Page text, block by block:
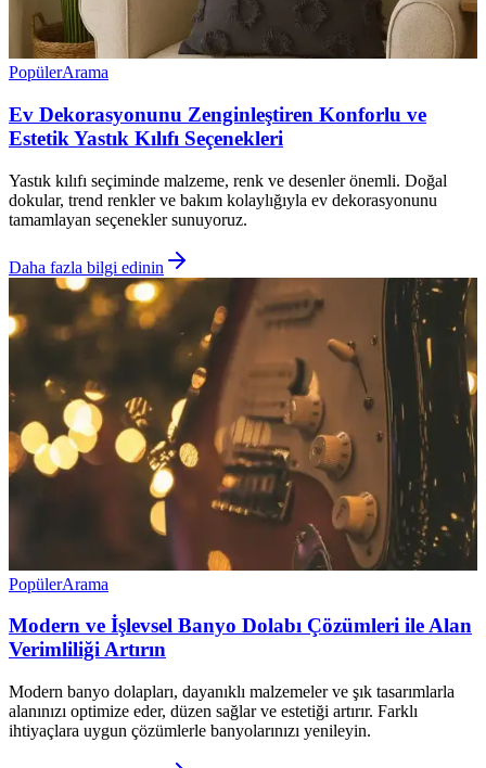
PopülerArama
Ev Dekorasyonunu Zenginleştiren Konforlu ve
Estetik Yastık Kılıfı Seçenekleri
Yastık kılıfı seçiminde malzeme, renk ve desenler önemli. Doğal
dokular, trend renkler ve bakım kolaylığıyla ev dekorasyonunu
tamamlayan seçenekler sunuyoruz.
Daha fazla bilgi edinin
PopülerArama
Modern ve İşlevsel Banyo Dolabı Çözümleri ile Alan
Verimliliği Artırın
Modern banyo dolapları, dayanıklı malzemeler ve şık tasarımlarla
alanınızı optimize eder, düzen sağlar ve estetiği artırır. Farklı
ihtiyaçlara uygun çözümlerle banyolarınızı yenileyin.